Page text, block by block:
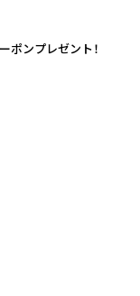
ポンプレゼント！